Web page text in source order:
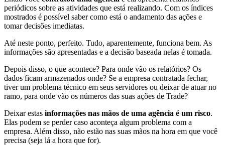
periódicos sobre as atividades que está realizando. Com os índices
mostrados é possível saber como está o andamento das ações e
tomar decisões imediatas.
Até neste ponto, perfeito. Tudo, aparentemente, funciona bem. As
informações são apresentadas e a decisão baseada nelas é tomada.
Depois disso, o que acontece? Para onde vão os relatórios? Os
dados ficam armazenados onde? Se a empresa contratada fechar,
tiver um problema técnico em seus servidores ou deixar de atuar no
ramo, para onde vão os números das suas ações de Trade?
Deixar estas informações nas mãos de uma agência é um risco.
Elas podem se perder caso aconteça algum problema com a
empresa. Além disso, não estão nas suas mãos na hora em que você
precisa (seja lá a hora que for).